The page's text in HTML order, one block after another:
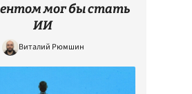
мог бы стать
ИИ
Виталий Рюмшин